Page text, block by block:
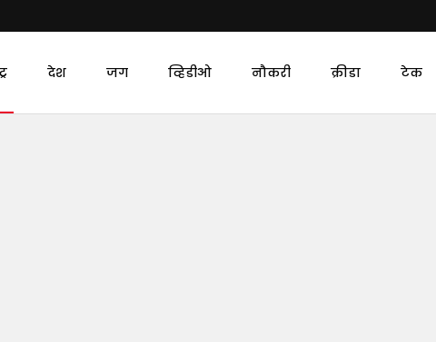
देश जग व्हिडीओ नौकरी क्रीडा टेक